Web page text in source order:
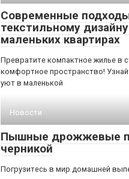
Современные
текстильному
маленьких квартирах
Превратите компактное жилье в
комфортное пространство!
уют в маленькой
Новости
Пышные дрожжевые
черникой
Погрузитесь в мир домашней